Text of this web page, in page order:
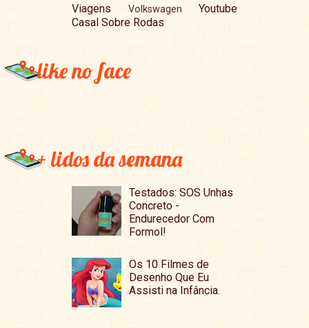
Viagens Volkswagen
Youtube
Casal Sobre Rodas
like no face
+ lidos da semana
Testados: SOS Unhas
Concreto -
Endurecedor Com
Formol!
Os 10 Filmes de
Desenho Que Eu
Assisti na Infância.